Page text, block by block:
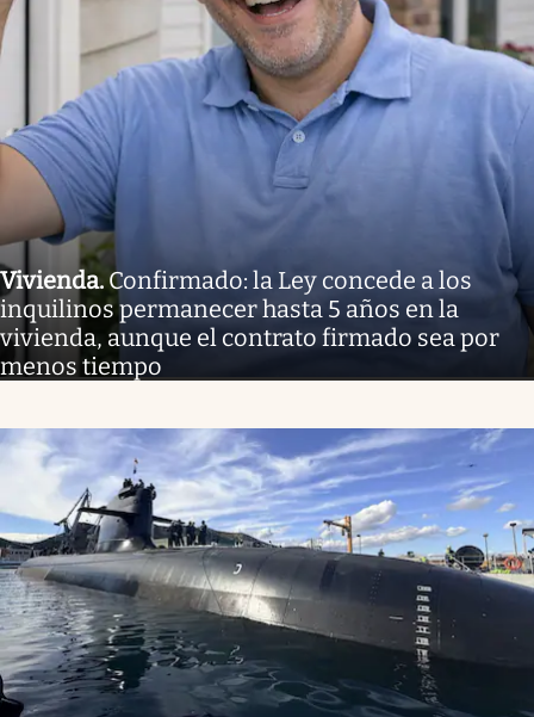
Vivienda.Confirmado: la Ley concede a los
inquilinos permanecer hasta 5 años en la
vivienda, aunque el contrato firmado sea por
menos tiempo